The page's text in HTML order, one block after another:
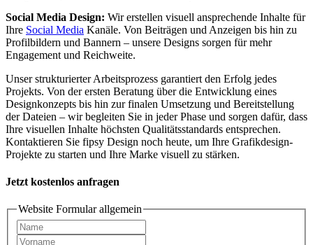
Social Media Design: Wir erstellen visuell ansprechende Inhalte für
Ihre Social Media Kanäle. Von Beiträgen und Anzeigen bis hin zu
Profilbildern und Bannern – unsere Designs sorgen für mehr
Engagement und Reichweite.
Unser strukturierter Arbeitsprozess garantiert den Erfolg jedes
Projekts. Von der ersten Beratung über die Entwicklung eines
Designkonzepts bis hin zur finalen Umsetzung und Bereitstellung
der Dateien – wir begleiten Sie in jeder Phase und sorgen dafür, dass
Ihre visuellen Inhalte höchsten Qualitätsstandards entsprechen.
Kontaktieren Sie fipsy Design noch heute, um Ihre Grafikdesign-
Projekte zu starten und Ihre Marke visuell zu stärken.
Jetzt kostenlos anfragen
Website Formular allgemein